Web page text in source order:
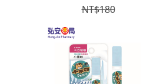
NT$180